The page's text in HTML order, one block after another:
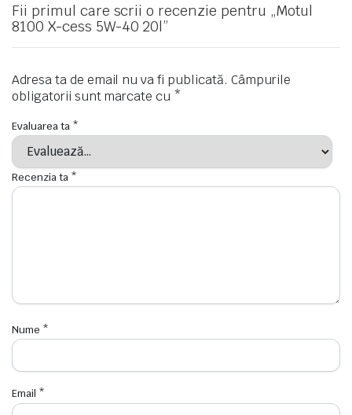
Fii primul care scrii o recenzie pentru „Motul
8100 X-cess 5W-40 20l”
Adresa ta de email nu va fi publicată. Câmpurile
obligatorii sunt marcate cu *
Evaluarea ta *
Recenzia ta *
Nume *
Email *